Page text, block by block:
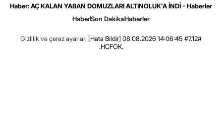
Haber: AÇ KALAN YABAN DOMUZLARI ALTINOLUK'A İNDİ - Haberler
HaberSon DakikaHaberler
Gizlilik ve çerez ayarları [Hata Bildir] 08.08.2026 14:06:45 #7.12#
.HCFOK.